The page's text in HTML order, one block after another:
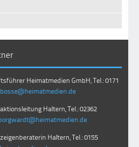
Heimatmedien GmbH, Tel.: 0171
Haltern, Tel.: 02362
Haltern, Tel.: 0155